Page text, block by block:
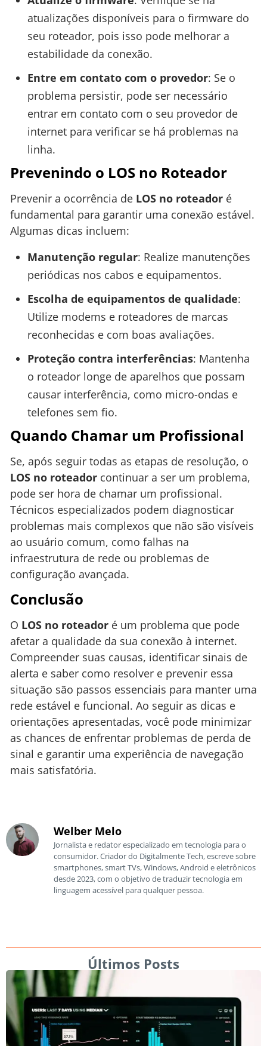
atualizações disponíveis para o firmware do
seu roteador, pois isso pode melhorar a
estabilidade da conexão.
Entre em contato com o provedor: Se o
problema persistir, pode ser necessário
entrar em contato com o seu provedor de
internet para verificar se há problemas na
linha.
Prevenindo o LOS no Roteador
Prevenir a ocorrência de LOS no roteador é
fundamental para garantir uma conexão estável.
Algumas dicas incluem:
Manutenção regular: Realize manutenções
periódicas nos cabos e equipamentos.
Escolha de equipamentos de qualidade:
Utilize modems e roteadores de marcas
reconhecidas e com boas avaliações.
Proteção contra interferências: Mantenha
o roteador longe de aparelhos que possam
causar interferência, como micro-ondas e
telefones sem fio.
Quando Chamar um Profissional
Se, após seguir todas as etapas de resolução, o
LOS no roteador continuar a ser um problema,
pode ser hora de chamar um profissional.
Técnicos especializados podem diagnosticar
problemas mais complexos que não são visíveis
ao usuário comum, como falhas na
infraestrutura de rede ou problemas de
configuração avançada.
Conclusão
O LOS no roteador é um problema que pode
afetar a qualidade da sua conexão à internet.
Compreender suas causas, identificar sinais de
alerta e saber como resolver e prevenir essa
situação são passos essenciais para manter uma
rede estável e funcional. Ao seguir as dicas e
orientações apresentadas, você pode minimizar
as chances de enfrentar problemas de perda de
sinal e garantir uma experiência de navegação
mais satisfatória.
Welber Melo
Jornalista e redator especializado em tecnologia para o
consumidor. Criador do Digitalmente Tech, escreve sobre
smartphones, smart TVs, Windows, Android e eletrônicos
desde 2023, com o objetivo de traduzir tecnologia em
linguagem acessível para qualquer pessoa.
Últimos Posts